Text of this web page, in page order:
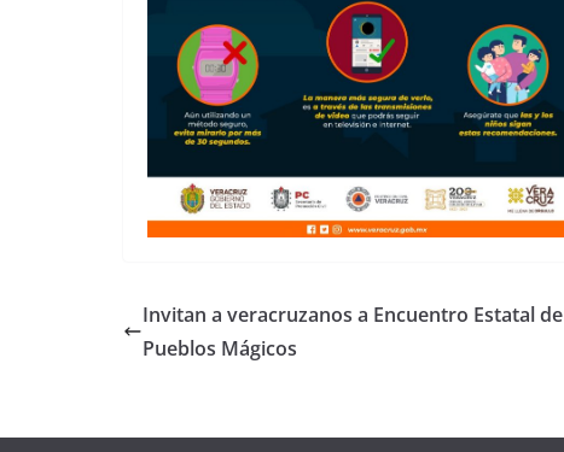
Invitan a veracruzanos a Encuentro Estatal de
Pueblos Mágicos